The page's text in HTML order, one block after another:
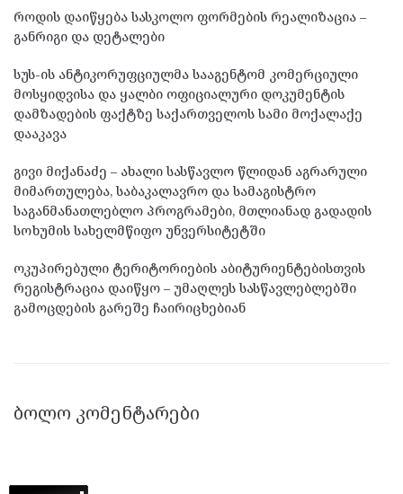
როდის დაიწყება სასკოლო ფორმების რეალიზაცია –
განრიგი და დეტალები
სუს-ის ანტიკორუფციულმა სააგენტომ კომერციული
მოსყიდვისა და ყალბი ოფიციალური დოკუმენტის
დამზადების ფაქტზე საქართველოს სამი მოქალაქე
დააკავა
გივი მიქანაძე – ახალი სასწავლო წლიდან აგრარული
მიმართულება, საბაკალავრო და სამაგისტრო
საგანმანათლებლო პროგრამები, მთლიანად გადადის
სოხუმის სახელმწიფო უნვერსიტეტში
ოკუპირებული ტერიტორიების აბიტურიენტებისთვის
რეგისტრაცია დაიწყო – უმაღლეს სასწავლებლებში
გამოცდების გარეშე ჩაირიცხებიან
ᲑᲝᲚᲝ ᲙᲝᲛᲔᲜᲢᲐᲠᲔᲑᲘ